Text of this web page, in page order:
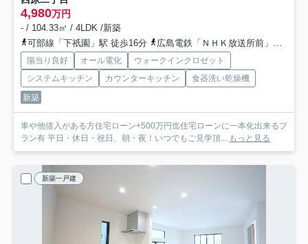
4,980万円
- / 104.33㎡ / 4LDK /新築
可部線「下祇園」駅 徒歩16分
広島電鉄「ＮＨＫ放送所前」バス停下車 徒歩8分
陽当り良好 オール電化
ウォークインクロゼット
システムキッチン
カウンターキッチン
食器洗い乾燥機
新築
車や他借入がある方住宅ローン+500万円迄住宅ローンに一本化出来るプ
ラン有 平日・休日・祝日、朝・夜！いつでもご見学頂... もっと見る
新築一戸建